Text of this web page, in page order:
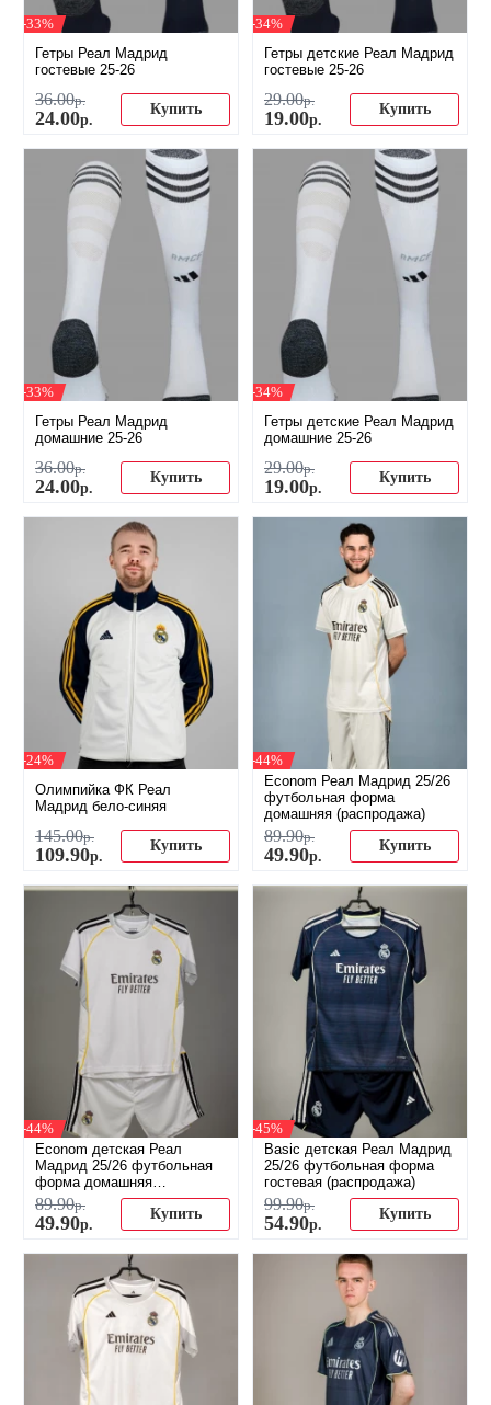
-33%
Гетры Реал Мадрид
гостевые 25-26
36.00р.
24.00р.
Купить
-34%
Гетры детские Реал Мадрид
гостевые 25-26
29.00р.
19.00р.
Купить
-33%
Гетры Реал Мадрид
домашние 25-26
36.00р.
24.00р.
Купить
-34%
Гетры детские Реал Мадрид
домашние 25-26
29.00р.
19.00р.
Купить
-24%
Олимпийка ФК Реал
Мадрид бело-синяя
145.00р.
109.90р.
Купить
-44%
Econom Реал Мадрид 25/26
футбольная форма
домашняя (распродажа)
89.90р.
49.90р.
Купить
-44%
Econom детская Реал
Мадрид 25/26 футбольная
форма домашняя
(распродажа)
89.90р.
49.90р.
Купить
-45%
Basic детская Реал Мадрид
25/26 футбольная форма
гостевая (распродажа)
99.90р.
54.90р.
Купить